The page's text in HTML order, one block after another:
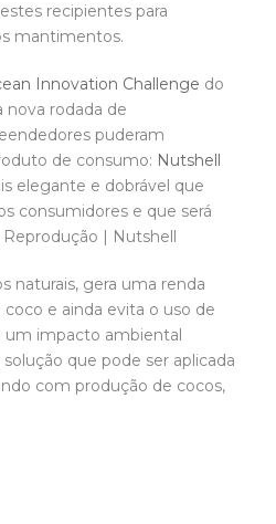
recipientes para
mantimentos.
Innovation Challenge do
rodada de
puderam
de consumo: Nutshell
elegante e dobrável que
consumidores e que será
| Nutshell
naturais, gera uma renda
e ainda evita o uso de
um impacto ambiental
que pode ser aplicada
com produção de cocos,